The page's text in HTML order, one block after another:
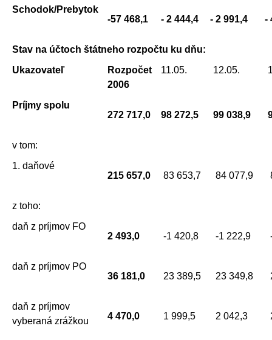
Schodok/Prebytok
-57 468,1
- 2 444,4 - 2 991,4 -
Stav na účtoch štátneho rozpočtu ku dňu:
Ukazovateľ
Rozpočet
2006
11.05. 12.05.
Príjmy spolu
272 717,0
98 272,5 99 038,9
v tom:
1. daňové
215 657,0
83 653,7 84 077,9
z toho:
daň z príjmov FO
2 493,0
-1 420,8 -1 222,9
daň z príjmov PO
36 181,0
23 389,5 23 349,8
daň z príjmov
vyberaná zrážkou
4 470,0 1 999,5 2 042,3